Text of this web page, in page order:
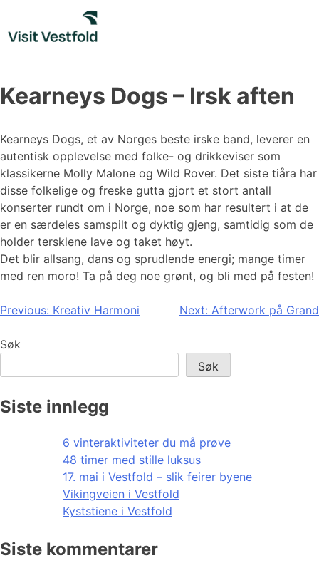
content
Kearneys Dogs – Irsk aften
Kearneys Dogs, et av Norges beste irske band, leverer en
autentisk opplevelse med folke- og drikkeviser som
klassikerne Molly Malone og Wild Rover. Det siste tiåra har
disse folkelige og freske gutta gjort et stort antall
konserter rundt om i Norge, noe som har resultert i at de
er en særdeles samspilt og dyktig gjeng, samtidig som de
holder tersklene lave og taket høyt.
Det blir allsang, dans og sprudlende energi; mange timer
med ren moro! Ta på deg noe grønt, og bli med på festen!
Innleggsnavigasjon
Previous: Kreativ Harmoni Next: Afterwork på Grand
Søk
Søk
Siste innlegg
6 vinteraktiviteter du må prøve
48 timer med stille luksus
17. mai i Vestfold – slik feirer byene
Vikingveien i Vestfold
Kyststiene i Vestfold
Siste kommentarer